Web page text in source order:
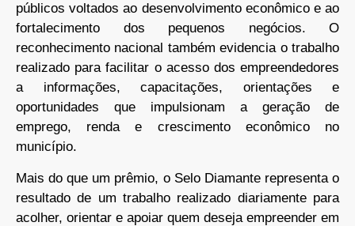
públicos voltados ao desenvolvimento econômico e ao
fortalecimento dos pequenos negócios. O
reconhecimento nacional também evidencia o trabalho
realizado para facilitar o acesso dos empreendedores
a informações, capacitações, orientações e
oportunidades que impulsionam a geração de
emprego, renda e crescimento econômico no
município.
Mais do que um prêmio, o Selo Diamante representa o
resultado de um trabalho realizado diariamente para
acolher, orientar e apoiar quem deseja empreender em